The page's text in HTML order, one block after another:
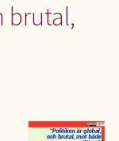
brutal,